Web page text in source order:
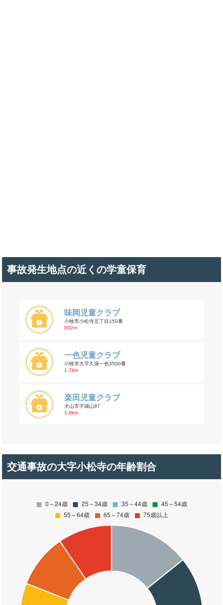
事故発生地点の近くの学童保育
味岡児童クラブ
小牧市小松寺五丁目150番
832m
一色児童クラブ
小牧市大字久保一色3500番
1.7km
楽田児童クラブ
犬山市字城山97
1.9km
交通事故の大字小松寺の年齢割合